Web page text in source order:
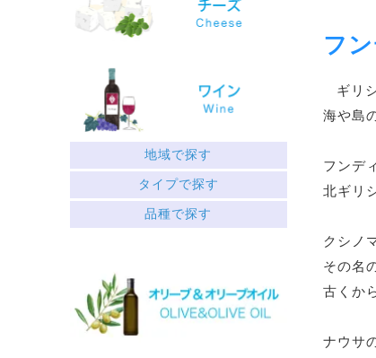
フ
ギリ
海や島
フンデ
北ギリ
クシノ
その名
古くか
ナウサ
地域で探す
ギリシャ北部
中央ギリシャ
ペロポネソス半島とイオニア諸島
クレタ島
タイプで探す
赤
├ミディアムボディ
├フルーティー
└スッキリ
品種で探す
サヴァティアノ
アシリティコ
マスカット